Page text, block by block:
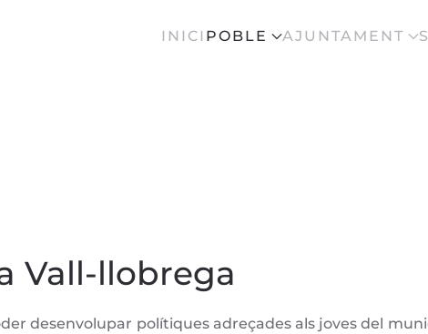
INICI POBLE AJUNTAMENT
Vall-llobrega
desenvolupar polítiques adreçades als joves del